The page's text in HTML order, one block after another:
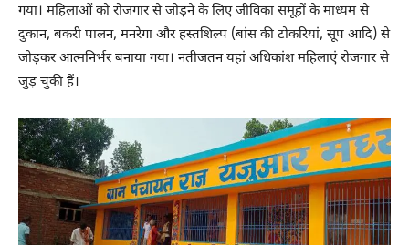
गया। महिलाओं को रोजगार से जोड़ने के लिए जीविका समूहों के माध्यम से
दुकान, बकरी पालन, मनरेगा और हस्तशिल्प (बांस की टोकरियां, सूप आदि) से
जोड़कर आत्मनिर्भर बनाया गया। नतीजतन यहां अधिकांश महिलाएं रोजगार से
जुड़ चुकी हैं।